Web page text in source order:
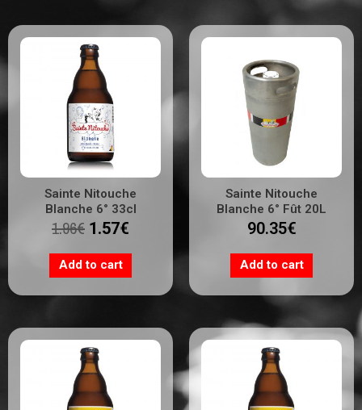
Sainte Nitouche
Blanche 6° 33cl
1.96€ 1.57€
Add to cart
Sainte Nitouche
Blanche 6° Fût 20L
90.35€
Add to cart